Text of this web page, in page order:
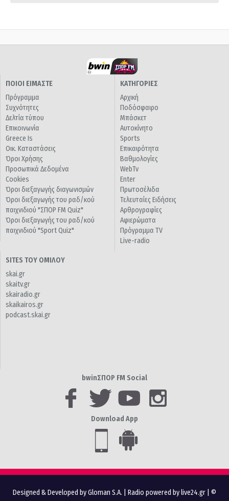
ΠΟΙΟΙ ΕΙΜΑΣΤΕ
Πρόγραμμα
Συχνότητες
Δελτία τύπου
Επικοινωνία
Greece Is
Οικ. Καταστάσεις
Όροι Χρήσης
Προσωπικά Δεδομένα
Cookies
Όροι διεξαγωγής διαγωνισμών
Όροι διεξαγωγής του ραδ/κού
παιχνιδιού "ΣΠΟΡ FM Quiz"
Όροι διεξαγωγής του ραδ/κού
παιχνιδιού "Sport Quiz"
ΚΑΤΗΓΟΡΙΕΣ
Αρχική
Ποδόσφαιρο
Μπάσκετ
Αυτοκίνητο
Sports
Επικαιρότητα
Βαθμολογίες
WebTv
Enter
Πρωτοσέλιδα
Τελευταίες Ειδήσεις
Αρθρογραφίες
Αφιερώματα
Πρόγραμμα TV
Live-radio
SITES ΤΟΥ ΟΜΙΛΟΥ
skai.gr
skaitv.gr
skairadio.gr
skaikairos.gr
podcast.skai.gr
bwinΣΠΟΡ FM Social
Download App
Designed & Developed by Gloman S.A. Radio powered by live24.gr | ©